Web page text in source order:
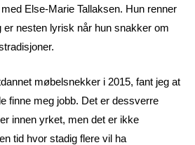
Else-Marie Tallaksen. Hun renner
er nesten lyrisk når hun snakker om
møbelsnekker i 2015, fant jeg at
finne meg jobb. Det er dessverre
innen yrket, men det er ikke
tid hvor stadig flere vil ha